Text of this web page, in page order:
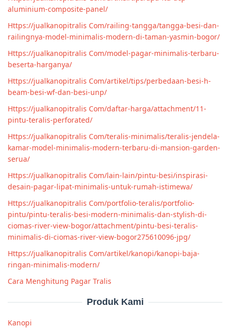
aluminium-composite-panel/
Https://jualkanopitralis Com/railing-tangga/tangga-besi-dan-
railingnya-model-minimalis-modern-di-taman-yasmin-bogor/
Https://jualkanopitralis Com/model-pagar-minimalis-terbaru-
beserta-harganya/
Https://jualkanopitralis Com/artikel/tips/perbedaan-besi-h-
beam-besi-wf-dan-besi-unp/
Https://jualkanopitralis Com/daftar-harga/attachment/11-
pintu-teralis-perforated/
Https://jualkanopitralis Com/teralis-minimalis/teralis-jendela-
kamar-model-minimalis-modern-terbaru-di-mansion-garden-
serua/
Https://jualkanopitralis Com/lain-lain/pintu-besi/inspirasi-
desain-pagar-lipat-minimalis-untuk-rumah-istimewa/
Https://jualkanopitralis Com/portfolio-teralis/portfolio-
pintu/pintu-teralis-besi-modern-minimalis-dan-stylish-di-
ciomas-river-view-bogor/attachment/pintu-besi-teralis-
minimalis-di-ciomas-river-view-bogor275610096-jpg/
Https://jualkanopitralis Com/artikel/kanopi/kanopi-baja-
ringan-minimalis-modern/
Cara Menghitung Pagar Tralis
Produk Kami
Kanopi